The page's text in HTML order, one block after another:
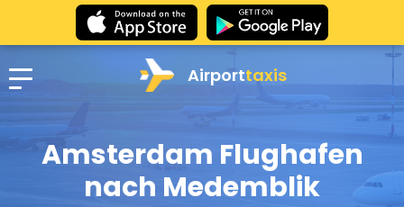
Airporttaxis
Amsterdam Flughafen
nach Medemblik